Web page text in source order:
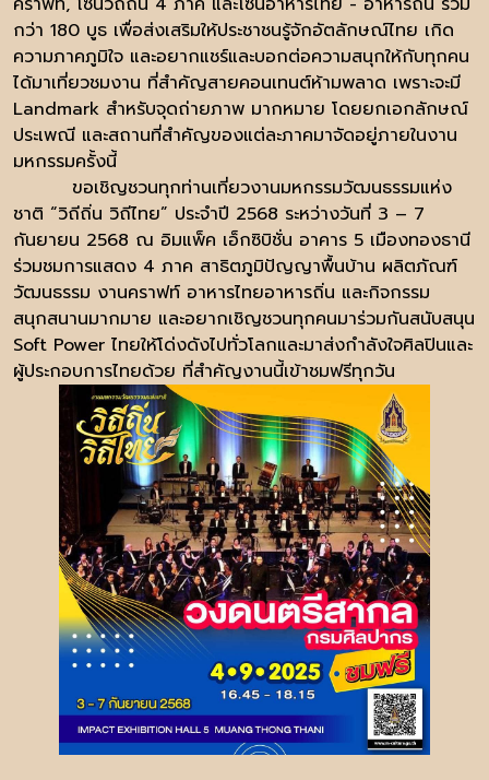
กว่า 180 บูธ เพื่อส่งเสริมให้ประชาชนรู้จักอัตลักษณ์ไทย เกิด
ความภาคภูมิใจ และอยากแชร์และบอกต่อความสนุกให้กับทุกคน
ได้มาเที่ยวชมงาน ที่สำคัญสายคอนเทนต์ห้ามพลาด เพราะจะมี
Landmark สำหรับจุดถ่ายภาพ มากหมาย โดยยกเอกลักษณ์
ประเพณี และสถานที่สำคัญของแต่ละภาคมาจัดอยู่ภายในงาน
มหกรรมครั้งนี้
ขอเชิญชวนทุกท่านเที่ยวงานมหกรรมวัฒนธรรมแห่ง
ชาติ “วิถีถิ่น วิถีไทย” ประจำปี 2568 ระหว่างวันที่ 3 – 7
กันยายน 2568 ณ อิมแพ็ค เอ็กซิบิชั่น อาคาร 5 เมืองทองธานี
ร่วมชมการแสดง 4 ภาค สาธิตภูมิปัญญาพื้นบ้าน ผลิตภัณฑ์
วัฒนธรรม งานคราฟท์ อาหารไทยอาหารถิ่น และกิจกรรม
สนุกสนานมากมาย และอยากเชิญชวนทุกคนมาร่วมกันสนับสนุน
Soft Power ไทยให้โด่งดังไปทั่วโลกและมาส่งกำลังใจศิลปินและ
ผู้ประกอบการไทยด้วย ที่สำคัญงานนี้เข้าชมฟรีทุกวัน